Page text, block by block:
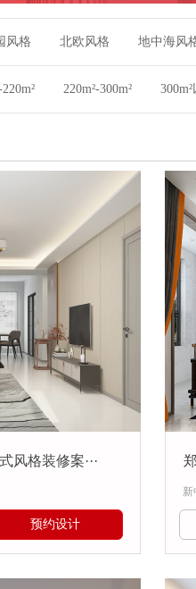
风格 北欧风格 地中海风
220m² 220m²-300m²
风格装修案···
预约设计
新